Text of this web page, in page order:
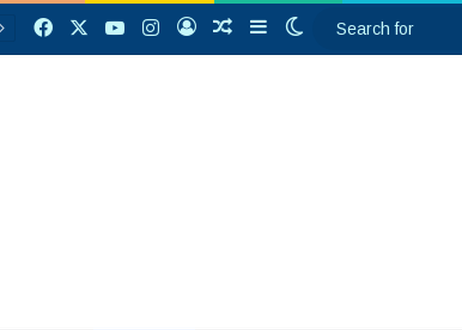
Facebook YouTubeInstagram
Log InRandom Article
SidebarSwitch skin